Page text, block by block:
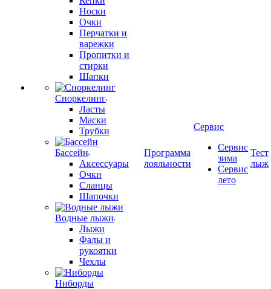
Носки
Очки
Перчатки и
варежки
Пропитки и
стирки
Шапки
Сноркелинг
Ласты
Маски
Трубки
Бассейн
Аксессуары
Очки
Сланцы
Шапочки
Водные лыжи
Лыжи
Фалы и
рукоятки
Чехлы
Ниборды
Программа
лояльности
Сервис
Сервис
зима
Сервис
лето
Тест
лыж